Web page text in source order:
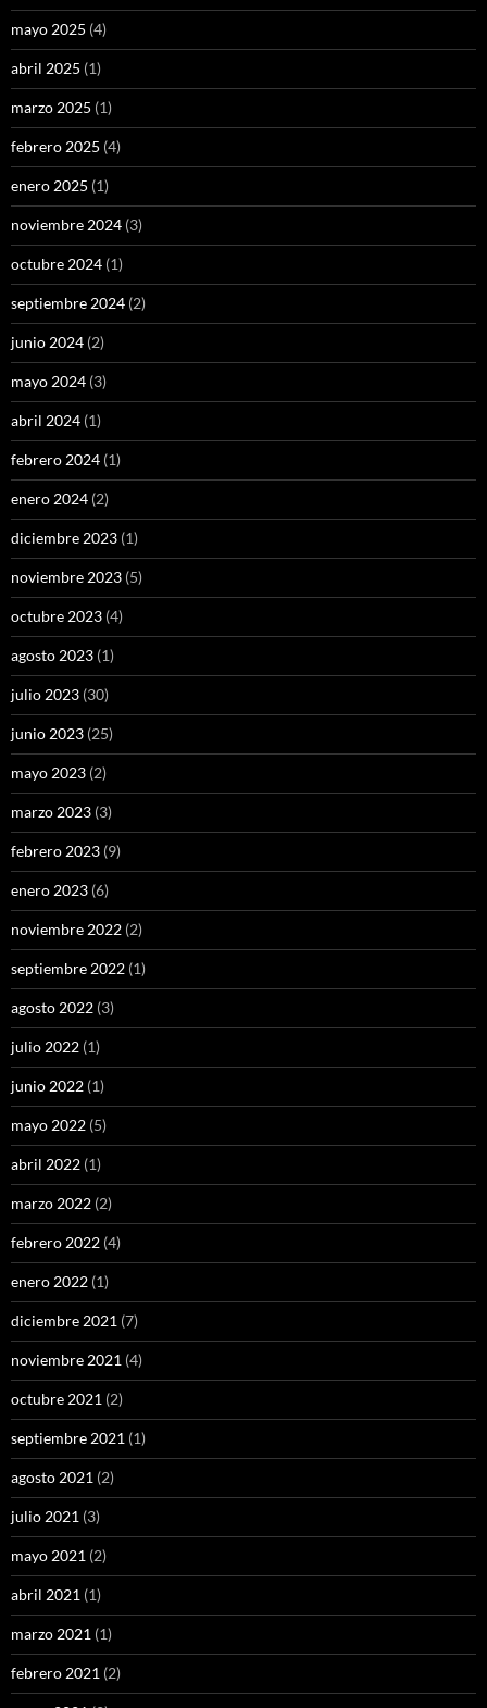
mayo 2025 (4)
abril 2025 (1)
marzo 2025 (1)
febrero 2025 (4)
enero 2025 (1)
noviembre 2024 (3)
octubre 2024 (1)
septiembre 2024 (2)
junio 2024 (2)
mayo 2024 (3)
abril 2024 (1)
febrero 2024 (1)
enero 2024 (2)
diciembre 2023 (1)
noviembre 2023 (5)
octubre 2023 (4)
agosto 2023 (1)
julio 2023 (30)
junio 2023 (25)
mayo 2023 (2)
marzo 2023 (3)
febrero 2023 (9)
enero 2023 (6)
noviembre 2022 (2)
septiembre 2022 (1)
agosto 2022 (3)
julio 2022 (1)
junio 2022 (1)
mayo 2022 (5)
abril 2022 (1)
marzo 2022 (2)
febrero 2022 (4)
enero 2022 (1)
diciembre 2021 (7)
noviembre 2021 (4)
octubre 2021 (2)
septiembre 2021 (1)
agosto 2021 (2)
julio 2021 (3)
mayo 2021 (2)
abril 2021 (1)
marzo 2021 (1)
febrero 2021 (2)